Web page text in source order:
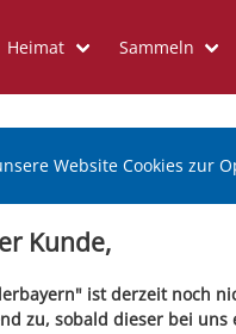
Heimat Sammeln
Website Cookies zur
Kunde,
ist derzeit noch
zu, sobald dieser bei